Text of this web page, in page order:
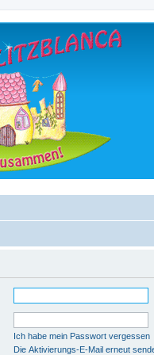
Ich habe mein Passwort vergessen
Die Aktivierungs-E-Mail erneut